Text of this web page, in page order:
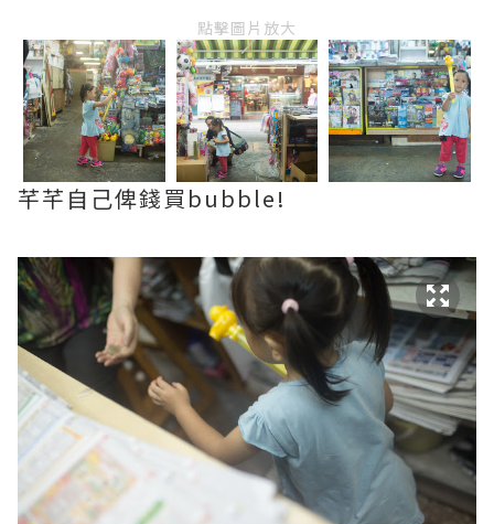
點擊圖片放大
芊芊自己俾錢買bubble!